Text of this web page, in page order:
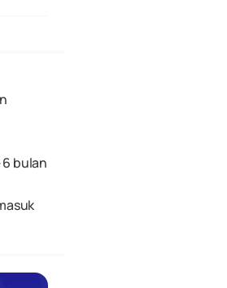
bulan